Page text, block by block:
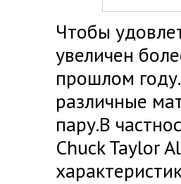
Чтобы
увеличен
прошлом
различные
пару.В
Chuck Taylor